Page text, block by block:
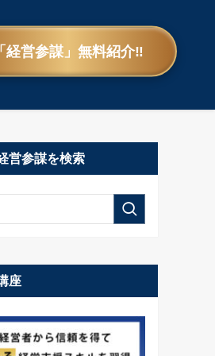
「経営参謀」無料紹介‼
営参謀を検索
座